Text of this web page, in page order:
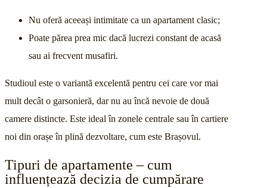
Nu oferă aceeași intimitate ca un apartament clasic;
Poate părea prea mic dacă lucrezi constant de acasă
sau ai frecvent musafiri.
Studioul este o variantă excelentă pentru cei care vor mai
mult decât o garsonieră, dar nu au încă nevoie de două
camere distincte. Este ideal în zonele centrale sau în cartiere
noi din orașe în plină dezvoltare, cum este Brașovul.
Tipuri de apartamente – cum
influențează decizia de cumpărare